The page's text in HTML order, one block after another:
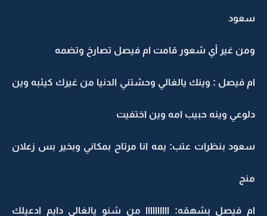
سعود
ومن غير أي شعور قامت ام فيصل تصارخ وتضمه
ام فيصل : وينك يالغالي وحشتني الدنيا من غيرك كيئبه وين
دلوعي وينه حبيب امه وين اختفيت
سعود بنظرات عتب: يمه انا مرتاح بمكاني وبخير بس زعلان
منج
ام فيصل بشهقه: اااااااااا من شنو يالغالي دايم ادعيلك